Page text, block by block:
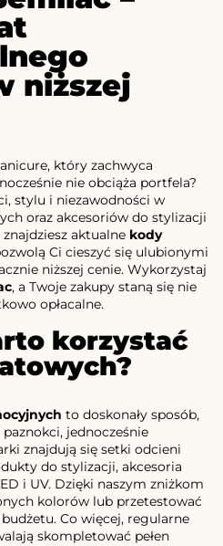
niższej
który zachwyca
nie obciąża portfela?
stylu i niezawodności w
oraz akcesoriów do stylizacji
aktualne kody
Ci cieszyć się ulubionymi
niższej cenie. Wykorzystaj
, a Twoje zakupy staną się nie
opłacalne.
korzystać
to doskonały sposób,
jednocześnie
znajdują się setki odcieni
do stylizacji, akcesoria
i UV. Dzięki naszym zniżkom
kolorów lub przetestować
Co więcej, regularne
skompletować pełen